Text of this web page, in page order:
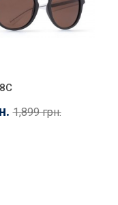
1,899 грн.